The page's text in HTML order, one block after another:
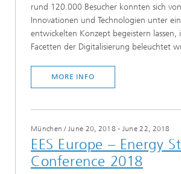
rund 120.000 Besucher konnten sich
Innovationen und Technologien unter
entwickelten Konzept begeistern lassen,
Facetten der Digitalisierung beleuchtet
MORE INFO
München /June 20, 2018 - June 22, 2018
EES Europe – Energy
Conference 2018